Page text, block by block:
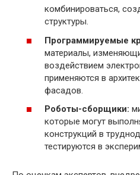
комбинироваться,
структуры.
Программируемые
материалы,
воздействием
применяются в
фасадов.
Роботы-сборщики:
которые могут
конструкций в
тестируются в